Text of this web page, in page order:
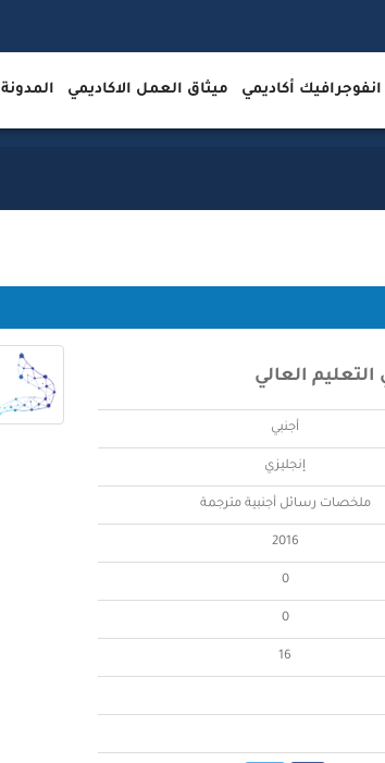
انفوجرافيك أكاديمي ميثاق العمل الاكاديمي المدونة
العالي
أجنبي
إنجليزي
ملخصات رسائل أجنبية مترجمة
2016
0
0
16